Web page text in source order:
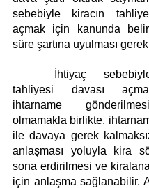
sebebiyle kiracın
açmak için kanunda
süre şartına uyulması
İhtiyaç
tahliyesi davası
ihtarname
olmamakla birlikte,
ile davaya gerek
anlaşması yoluyla kira
sona erdirilmesi ve
için anlaşma sağlanabilir.